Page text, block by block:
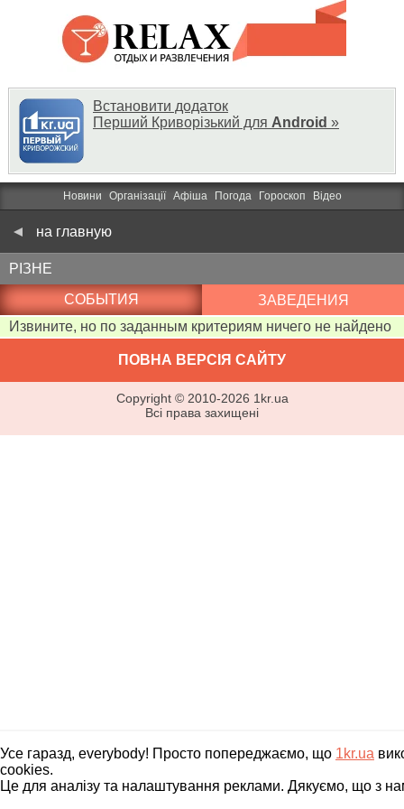
Встановити додаток
Перший Криворізький для Android »
Новини Організації Афіша Погода Гороскоп Відео
на главную
РІЗНЕ
СОБЫТИЯ
ЗАВЕДЕНИЯ
Извините, но по заданным критериям ничего не найдено
ПОВНА ВЕРСІЯ САЙТУ
Copyright © 2010-2026 1kr.ua
Всі права захищені
Усе гаразд, everybody! Просто попереджаємо, що 1kr.ua
cookies.
Це для аналізу та налаштування реклами. Дякуємо, що з